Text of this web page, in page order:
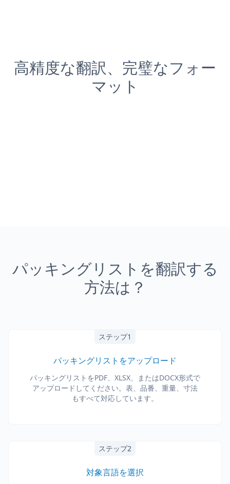
高精度な翻訳、完璧なフォー
マット
パッキングリストを翻訳する
方法は？
ステップ1
パッキングリストをアップロード
パッキングリストをPDF、XLSX、またはDOCX形式で
アップロードしてください。表、品番、重量、寸法
もすべて対応しています。
ステップ2
対象言語を選択